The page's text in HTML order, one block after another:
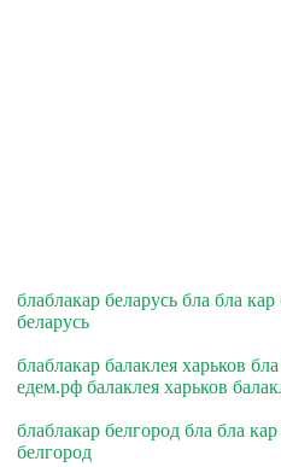
блаблакар беларусь бла бла
беларусь
блаблакар балаклея харьков
едем.рф балаклея харьков
блаблакар белгород бла бла
белгород